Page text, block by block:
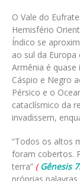
O Vale do
Hemisfério
Índico se
ao sul da
Armênia é
Cáspio e Negro
Pérsico e o
cataclísmico da
invadissem,
“Todos os altos
foram cobertos.
terra” (Gênesis